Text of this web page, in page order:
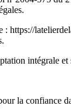
: https://
intégrale
la confiance